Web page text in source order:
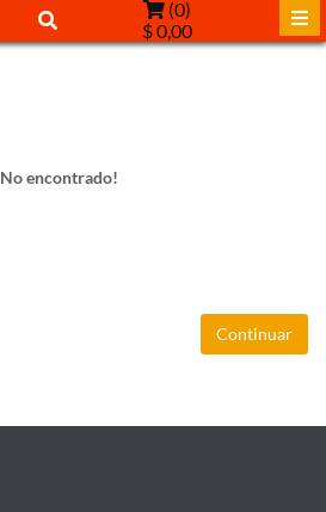
(0)
$ 0,00
No encontrado!
Continuar